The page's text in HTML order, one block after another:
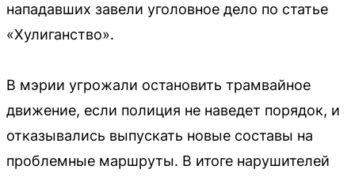
нападавших завели уголовное дело по статье
«Хулиганство».
В мэрии угрожали остановить трамвайное
движение, если полиция не наведет порядок, и
отказывались выпускать новые составы на
проблемные маршруты. В итоге нарушителей